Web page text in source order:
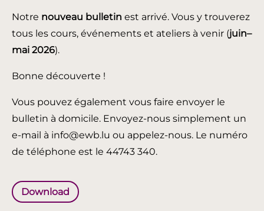
Notre nouveau bulletin est arrivé. Vous y trouverez
tous les cours, événements et ateliers à venir (juin–
mai 2026).
Bonne découverte !
Vous pouvez également vous faire envoyer le
bulletin à domicile. Envoyez-nous simplement un
e-mail à info@ewb.lu ou appelez-nous. Le numéro
de téléphone est le 44743 340.
Download